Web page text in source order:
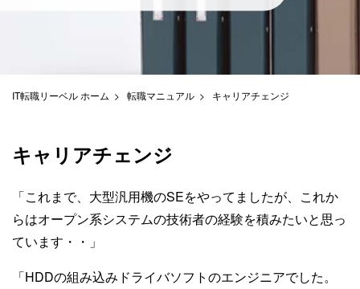
IT転職リーベル ホーム 転職マニュアル キャリアチェンジ
キャリアチェンジ
「これまで、大型汎用機のSEをやってましたが、これか
らはオープン系システムの技術者の経験を積みたいと思っ
ています・・」
「HDDの組み込みドライバソフトのエンジニアでした。